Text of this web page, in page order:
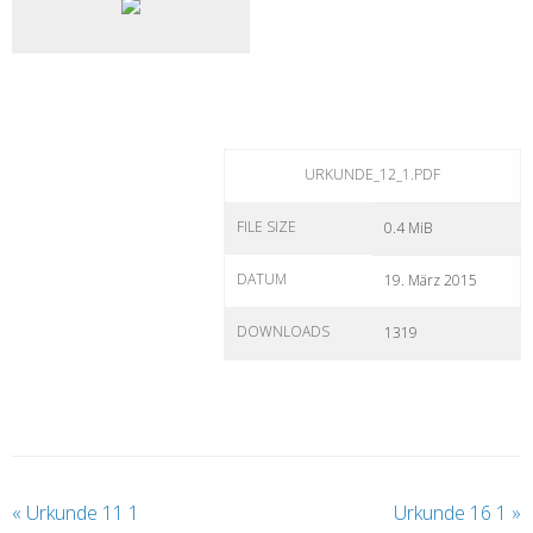
URKUNDE_12_1.PDF
FILE SIZE 0.4 MiB
DATUM 19. März 2015
DOWNLOADS 1319
« Urkunde 11 1 Urkunde 16 1 »